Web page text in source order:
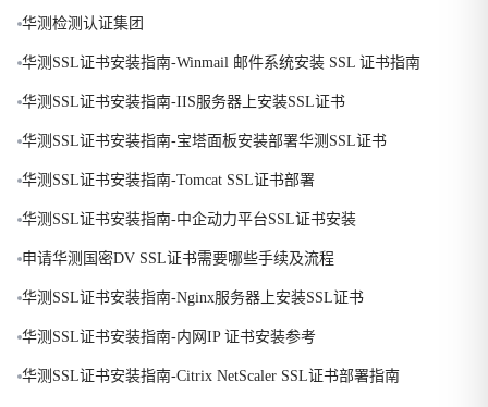
华测检测认证集团
华测SSL证书安装指南-Winmail 邮件系统安装 SSL 证书指南
华测SSL证书安装指南-IIS服务器上安装SSL证书
华测SSL证书安装指南-宝塔面板安装部署华测SSL证书
华测SSL证书安装指南-Tomcat SSL证书部署
华测SSL证书安装指南-中企动力平台SSL证书安装
申请华测国密DV SSL证书需要哪些手续及流程
华测SSL证书安装指南-Nginx服务器上安装SSL证书
华测SSL证书安装指南-内网IP 证书安装参考
华测SSL证书安装指南-Citrix NetScaler SSL证书部署指南